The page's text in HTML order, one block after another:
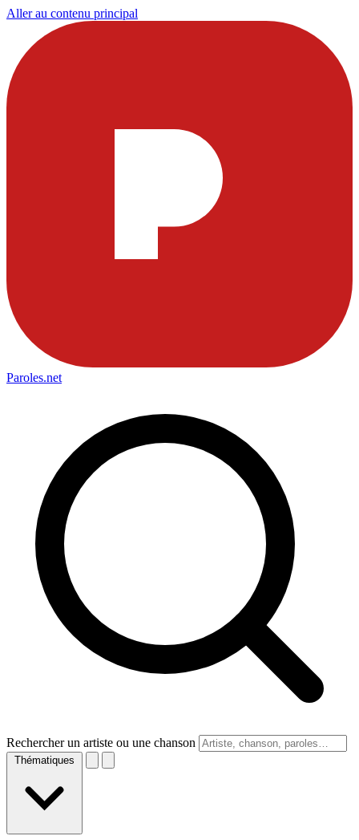
Aller au contenu principal
Paroles.net
Rechercher un artiste ou une chanson
Thématiques